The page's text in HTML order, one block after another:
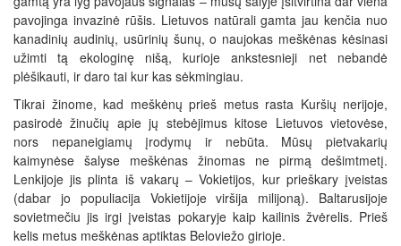
pavojinga invazinė rūšis. Lietuvos natūrali gamta jau kenčia nuo
kanadinių audinių, usūrinių šunų, o naujokas meškėnas kėsinasi
užimti tą ekologinę nišą, kurioje ankstesnieji net nebandė
plėšikauti, ir daro tai kur kas sėkmingiau.
Tikrai žinome, kad meškėnų prieš metus rasta Kuršių nerijoje,
pasirodė žinučių apie jų stebėjimus kitose Lietuvos vietovėse,
nors nepaneigiamų įrodymų ir nebūta. Mūsų pietvakarių
kaimynėse šalyse meškėnas žinomas ne pirmą dešimtmetį.
Lenkijoje jis plinta iš vakarų – Vokietijos, kur prieškary įveistas
(dabar jo populiacija Vokietijoje viršija milijoną). Baltarusijoje
sovietmečiu jis irgi įveistas pokaryje kaip kailinis žvėrelis. Prieš
kelis metus meškėnas aptiktas Beloviežo girioje.